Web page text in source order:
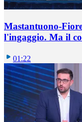
Mastantuono-
l'ingaggio. Ma il
01:22